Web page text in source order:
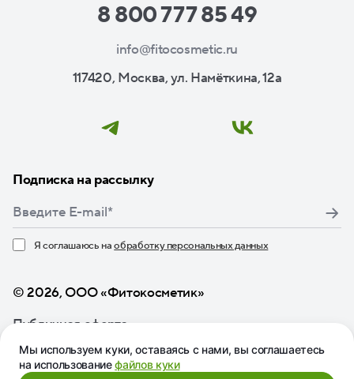
8 800 777 85 49
info@fitocosmetic.ru
117420, Москва, ул. Намёткина, 12а
Подписка на рассылку
Я соглашаюсь наобработку персональных данных
© 2026, ООО «Фитокосметик»
Публичная оферта
Мы используем куки, оставаясь с нами, вы соглашаетесь
на использованиефайлов куки